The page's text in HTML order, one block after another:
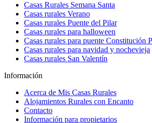
Casas Rurales Semana Santa
Casas rurales Verano
Casas rurales Puente del Pilar
Casas rurales para halloween
Casas rurales para puente Constitución
Casas rurales para navidad y nochevieja
Casas rurales San Valentín
Información
Acerca de Mis Casas Rurales
Alojamientos Rurales con Encanto
Contacto
Información para propietarios